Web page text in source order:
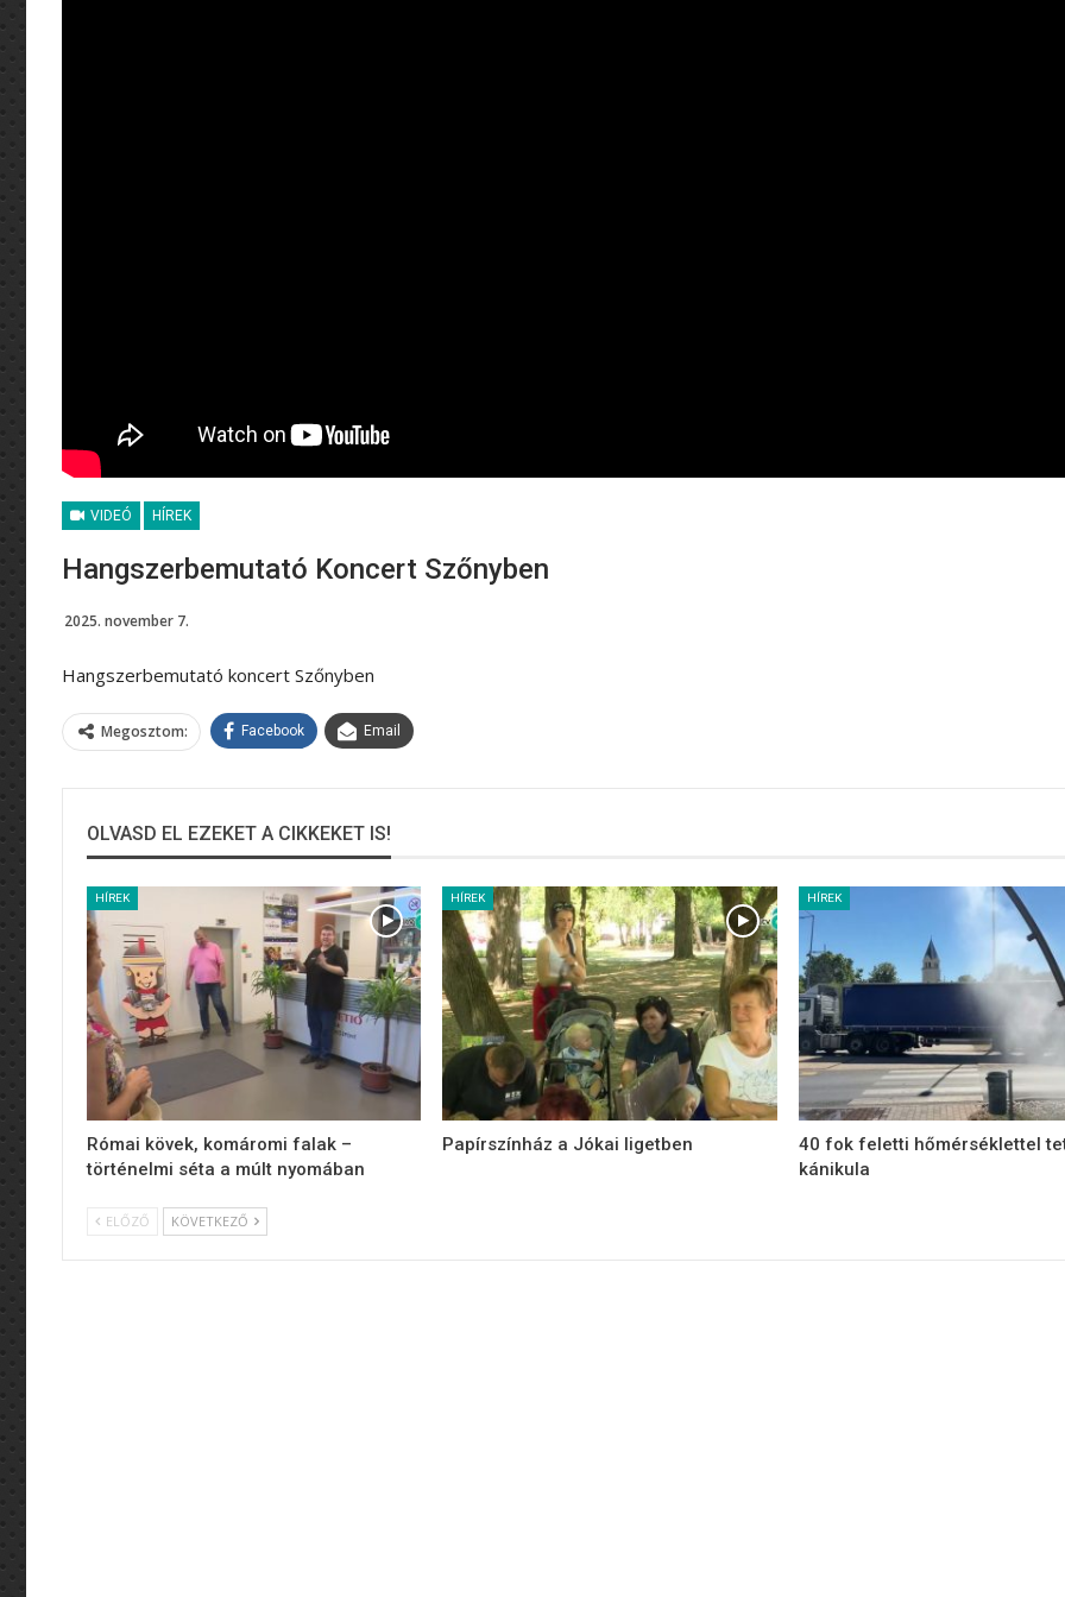
VIDEÓ HÍREK
Hangszerbemutató Koncert Szőnyben
2025. november 7.
Hangszerbemutató koncert Szőnyben
Megosztom: Facebook Email
OLVASD EL EZEKET A CIKKEKET IS!
HÍREK
Római kövek, komáromi falak –
történelmi séta a múlt nyomában
HÍREK
Papírszínház a Jókai ligetben
HÍREK
40 fok feletti hőmérséklettel
kánikula
ELŐZŐ KÖVETKEZŐ